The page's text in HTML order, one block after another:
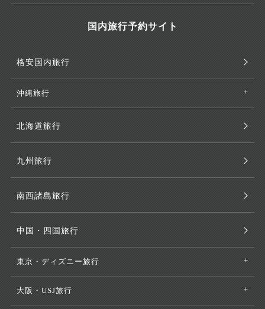
国内旅行予約サイト
格安国内旅行
沖縄旅行
北海道旅行
九州旅行
南西諸島旅行
中国・四国旅行
東京・ディズニー旅行
大阪・USJ旅行